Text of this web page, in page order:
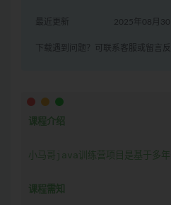
最近更新 2025年08月30
下载遇到问题？可联系客服或留言反
课程介绍
小马哥java训练营项目是基于多年
课程需知